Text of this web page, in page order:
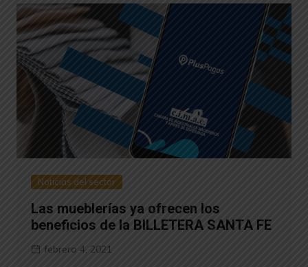
Noticias del sector
Las mueblerías ya ofrecen los
beneficios de la BILLETERA SANTA FE
febrero 4, 2021